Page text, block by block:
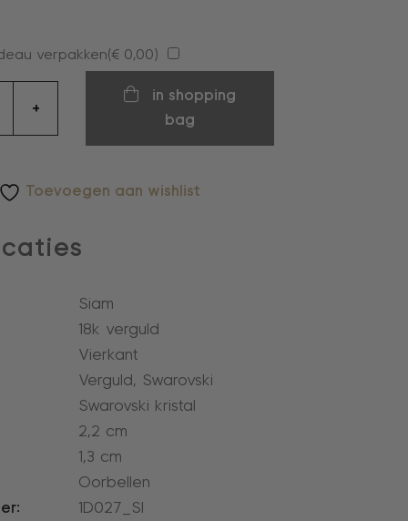
verpakken(€ 0,00)
+
in shopping
bag
Toevoegen aan wishlist
Siam
18k verguld
Vierkant
Verguld, Swarovski
Swarovski kristal
2,2 cm
1,3 cm
Oorbellen
1D027_SI